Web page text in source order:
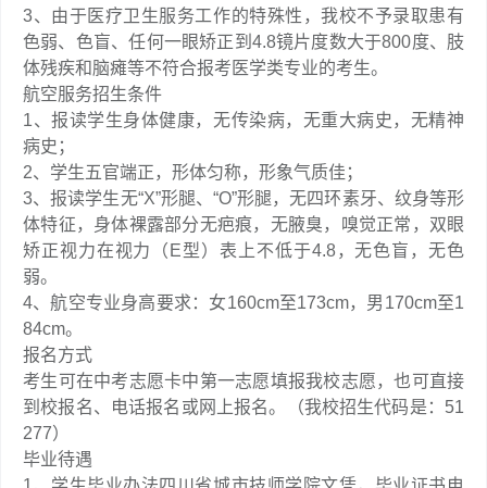
3、由于医疗卫生服务工作的特殊性，我校不予录取患有
色弱、色盲、任何一眼矫正到4.8镜片度数大于800度、肢
体残疾和脑瘫等不符合报考医学类专业的考生。
航空服务招生条件
1、报读学生身体健康，无传染病，无重大病史，无精神
病史；
2、学生五官端正，形体匀称，形象气质佳；
3、报读学生无“X”形腿、“O”形腿，无四环素牙、纹身等形
体特征，身体裸露部分无疤痕，无腋臭，嗅觉正常，双眼
矫正视力在视力（E型）表上不低于4.8，无色盲，无色
弱。
4、航空专业身高要求：女160cm至173cm，男170cm至1
84cm。
报名方式
考生可在中考志愿卡中第一志愿填报我校志愿，也可直接
到校报名、电话报名或网上报名。（我校招生代码是：51
277）
毕业待遇